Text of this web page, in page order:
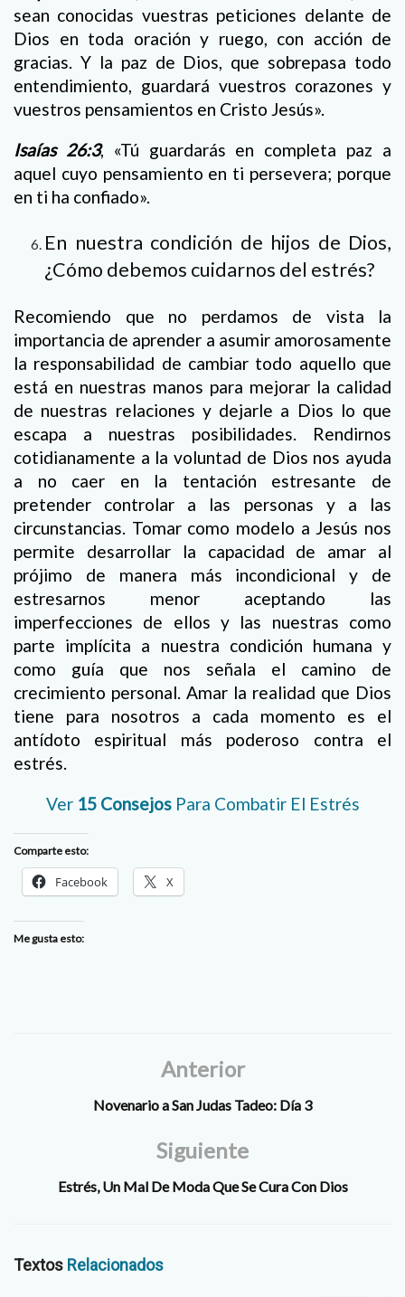
sean conocidas vuestras peticiones delante de
Dios en toda oración y ruego, con acción de
gracias. Y la paz de Dios, que sobrepasa todo
entendimiento, guardará vuestros corazones y
vuestros pensamientos en Cristo Jesús».
Isaías 26:3, «Tú guardarás en completa paz a
aquel cuyo pensamiento en ti persevera; porque
en ti ha confiado».
En nuestra condición de hijos de Dios,
¿Cómo debemos cuidarnos del estrés?
Recomiendo que no perdamos de vista la
importancia de aprender a asumir amorosamente
la responsabilidad de cambiar todo aquello que
está en nuestras manos para mejorar la calidad
de nuestras relaciones y dejarle a Dios lo que
escapa a nuestras posibilidades. Rendirnos
cotidianamente a la voluntad de Dios nos ayuda
a no caer en la tentación estresante de
pretender controlar a las personas y a las
circunstancias. Tomar como modelo a Jesús nos
permite desarrollar la capacidad de amar al
prójimo de manera más incondicional y de
estresarnos menor aceptando las
imperfecciones de ellos y las nuestras como
parte implícita a nuestra condición humana y
como guía que nos señala el camino de
crecimiento personal. Amar la realidad que Dios
tiene para nosotros a cada momento es el
antídoto espiritual más poderoso contra el
estrés.
Ver 15 ConsejosPara Combatir El Estrés
Comparte esto:
Facebook X
Me gusta esto:
Anterior
Novenario a San Judas Tadeo: Día 3
Siguiente
Estrés, Un Mal De Moda Que Se Cura Con Dios
Textos Relacionados